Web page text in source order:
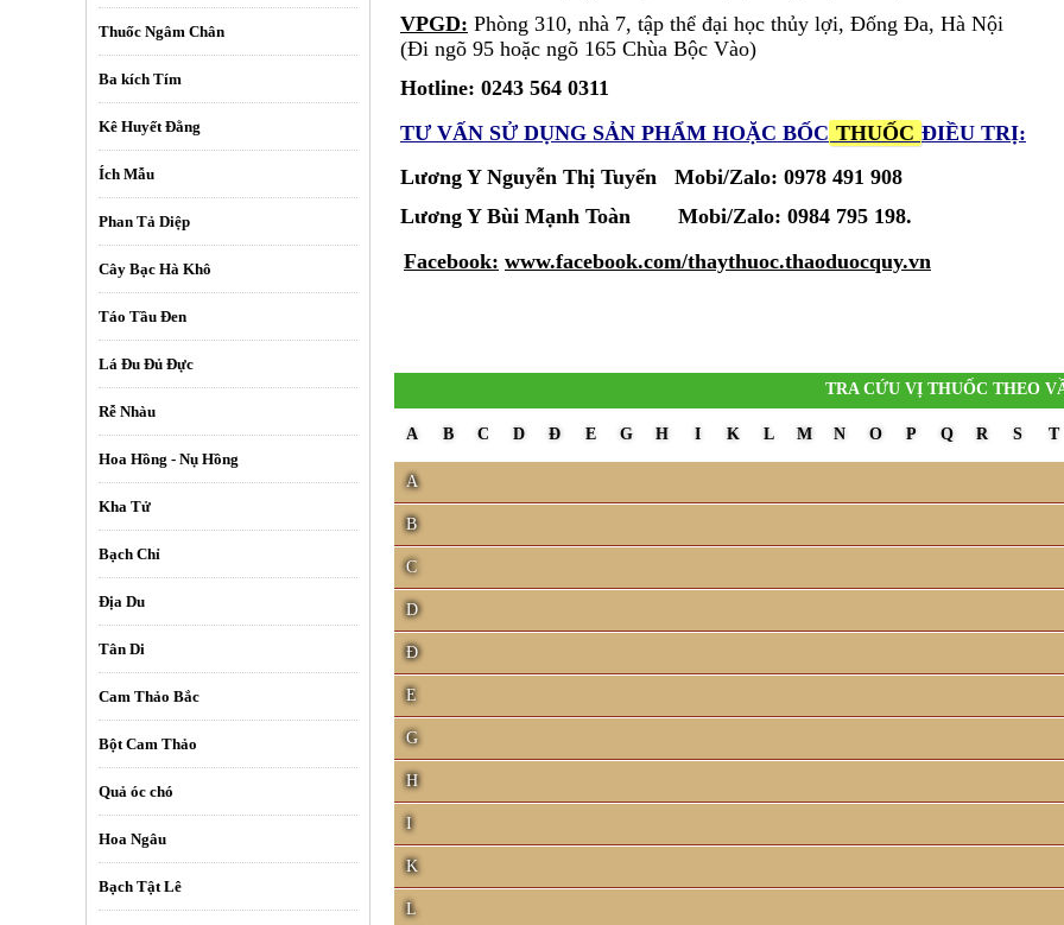
Thuốc Ngâm Chân
Ba kích Tím
Kê Huyết Đằng
Ích Mẫu
Phan Tả Diệp
Cây Bạc Hà Khô
Táo Tầu Đen
Lá Đu Đủ Đực
Rễ Nhàu
Hoa Hồng - Nụ Hồng
Kha Tử
Bạch Chỉ
Địa Du
Tân Di
Cam Thảo Bắc
Bột Cam Thảo
Quả óc chó
Hoa Ngâu
Bạch Tật Lê
VPGD: Phòng 310, nhà 7, tập thể đại học thủy lợi, Đống Đa, Hà Nội
(Đi ngõ 95 hoặc ngõ 165 Chùa Bộc Vào)
Hotline: 0243 564 0311
TƯ VẤN SỬ DỤNG SẢN PHẨM HOẶC BỐC THUỐC ĐIỀU TRỊ:
Lương Y Nguyễn Thị Tuyển Mobi/Zalo: 0978 491 908
Lương Y Bùi Mạnh Toàn Mobi/Zalo: 0984 795 198.
Facebook: www.facebook.com/thaythuoc.thaoduocquy.vn
TRA CỨU VỊ THUỐC THEO
A B C D Đ E G H I K L M N O P Q R S T
A
B
C
D
Đ
E
G
H
I
K
L